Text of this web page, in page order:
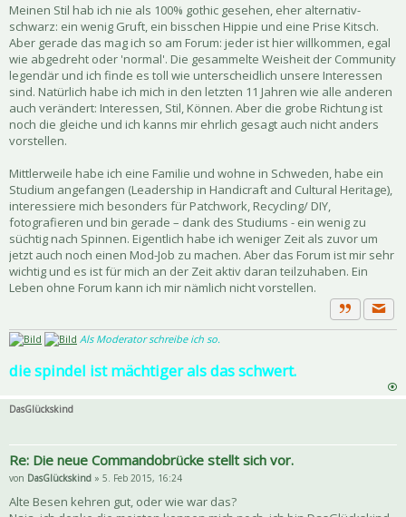
Meinen Stil hab ich nie als 100% gothic gesehen, eher alternativ-
schwarz: ein wenig Gruft, ein bisschen Hippie und eine Prise Kitsch.
Aber gerade das mag ich so am Forum: jeder ist hier willkommen, egal
wie abgedreht oder 'normal'. Die gesammelte Weisheit der Community
legendär und ich finde es toll wie unterscheidlich unsere Interessen
sind. Natürlich habe ich mich in den letzten 11 Jahren wie alle anderen
auch verändert: Interessen, Stil, Können. Aber die grobe Richtung ist
noch die gleiche und ich kanns mir ehrlich gesagt auch nicht anders
vorstellen.
Mittlerweile habe ich eine Familie und wohne in Schweden, habe ein
Studium angefangen (Leadership in Handicraft and Cultural Heritage),
interessiere mich besonders für Patchwork, Recycling/ DIY,
fotografieren und bin gerade – dank des Studiums - ein wenig zu
süchtig nach Spinnen. Eigentlich habe ich weniger Zeit als zuvor um
jetzt auch noch einen Mod-Job zu machen. Aber das Forum ist mir sehr
wichtig und es ist für mich an der Zeit aktiv daran teilzuhaben. Ein
Leben ohne Forum kann ich mir nämlich nicht vorstellen.
Zitat
Als Moderator schreibe ich so.
die spindel ist mächtiger als das schwert.
DasGlückskind
Re: Die neue Commandobrücke stellt sich vor.
von DasGlückskind » 5. Feb 2015, 16:24
Alte Besen kehren gut, oder wie war das?